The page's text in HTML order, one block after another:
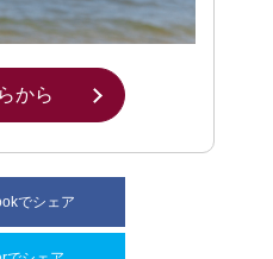
から 別ウィンドウで開きます
でシェア